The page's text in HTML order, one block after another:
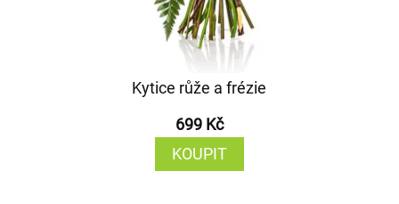
Kytice růže a frézie
699 Kč
KOUPIT